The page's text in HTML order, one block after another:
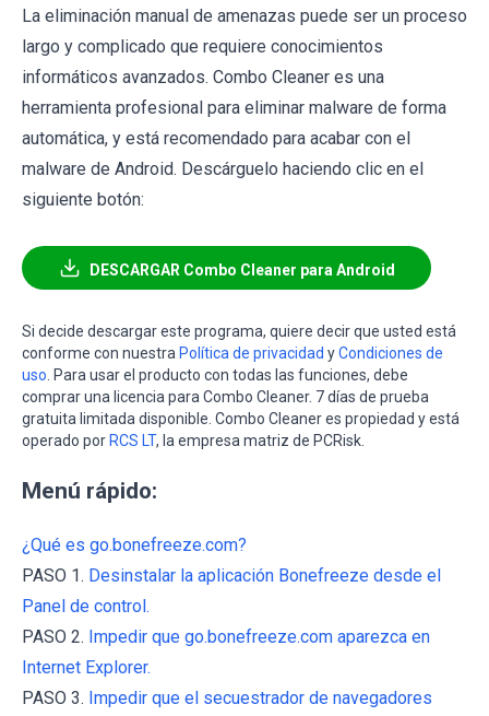
La eliminación manual de amenazas puede ser un proceso
largo y complicado que requiere conocimientos
informáticos avanzados. Combo Cleaner es una
herramienta profesional para eliminar malware de forma
automática, y está recomendado para acabar con el
malware de Android. Descárguelo haciendo clic en el
siguiente botón:
DESCARGAR Combo Cleaner para Android
Si decide descargar este programa, quiere decir que usted está
conforme con nuestra Política de privacidad yCondiciones de
uso . Para usar el producto con todas las funciones, debe
comprar una licencia para Combo Cleaner. 7 días de prueba
gratuita limitada disponible. Combo Cleaner es propiedad y está
operado por RCS LT, la empresa matriz de PCRisk.
Menú rápido:
¿Qué es go.bonefreeze.com?
PASO 1. Desinstalar la aplicación Bonefreeze desde el
Panel de control.
PASO 2. Impedir que go.bonefreeze.com aparezca en
Internet Explorer.
PASO 3. Impedir que el secuestrador de navegadores